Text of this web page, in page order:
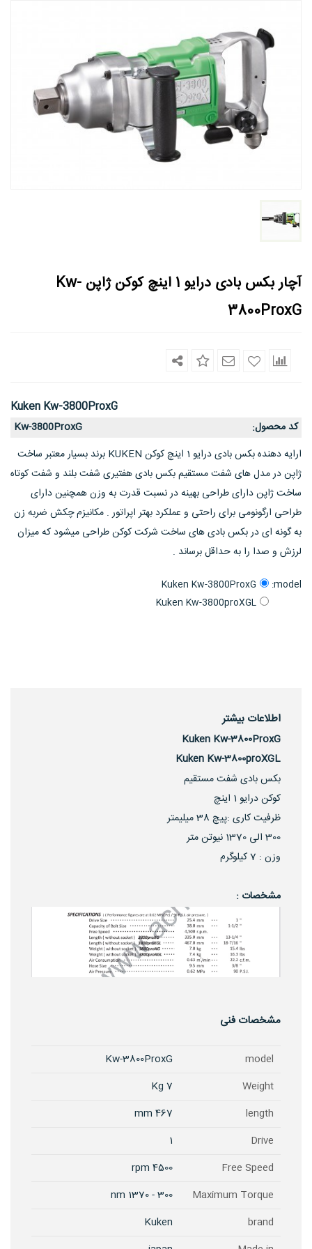
آچار بکس بادی درایو 1 اینچ کوکن ژاپن Kw-
3800ProxG
Kuken Kw-3800ProxG
کد محصول:
Kw-3800ProxG
ارایه دهنده بکس بادی درایو 1 اینچ کوکن KUKEN برند بسیار معتبر ساخت
ژاپن در مدل های شفت مستقیم بکس بادی هفتیری شفت بلند و شفت کوتاه
ساخت ژاپن دارای طراحی بهینه در نسبت قدرت به وزن همچنین دارای
طراحی ارگونومی برای راحتی و عملکرد بهتر اپراتور . مکانیزم چکش ضربه زن
به گونه ای در بکس بادی های ساخت شرکت کوکن طراحی میشود که میزان
لرزش و صدا را به حداقل برساند .
model:
Kuken Kw-3800ProxG
Kuken Kw-3800proXGL
اطلاعات بیشتر
Kuken Kw-3800ProxG
Kuken Kw-3800proXGL
بکس بادی شفت مستقیم
کوکن درایو 1 اینچ
ظرفیت کاری :پیچ 38 میلیمتر
300 الی 1370 نیوتن متر
وزن : 7 کیلوگرم
مشخصات :
مشخصات فنی
model
Kw-3800ProxG
Weight
7 Kg
length
467 mm
Drive
1
Free Speed
4500 rpm
Maximum Torque
300 - 1370 nm
brand
Kuken